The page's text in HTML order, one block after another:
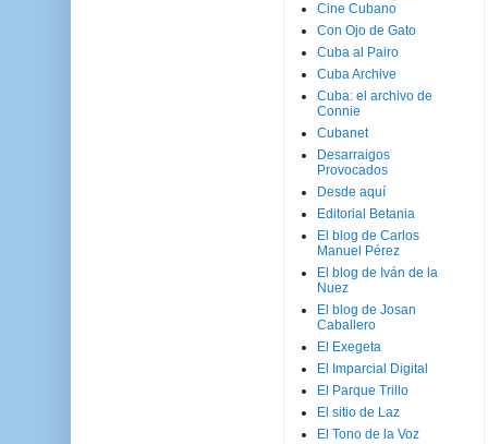
Cine Cubano
Con Ojo de Gato
Cuba al Pairo
Cuba Archive
Cuba: el archivo de
Connie
Cubanet
Desarraigos
Provocados
Desde aquí
Editorial Betania
El blog de Carlos
Manuel Pérez
El blog de Iván de la
Nuez
El blog de Josan
Caballero
El Exegeta
El Imparcial Digital
El Parque Trillo
El sitio de Laz
El Tono de la Voz